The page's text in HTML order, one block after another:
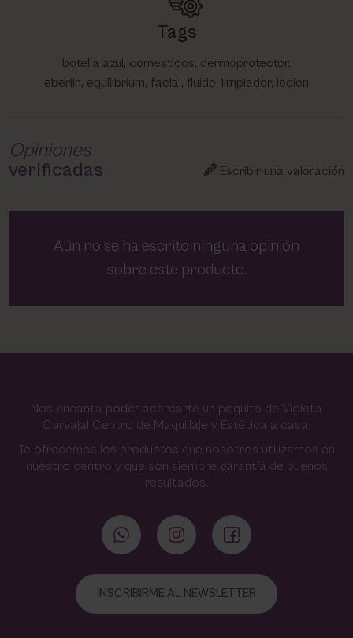
Tags
botella azul, comesticos, dermoprotector,
eberlin, equilibrium, facial, fluido, limpiador, locion
Opiniones
verificadas
Escribir una valoración
Aún no se ha escrito ninguna opinión
sobre este producto.
Nos encanta poder acercarte un poquito de Violeta
Carvajal Centro de Maquillaje y Estética a casa.
Te ofrecemos los productos que nosotros utilizamos en
nuestro centro y que son siempre garantía de buenos
resultados.
INSCRIBIRME AL NEWSLETTER